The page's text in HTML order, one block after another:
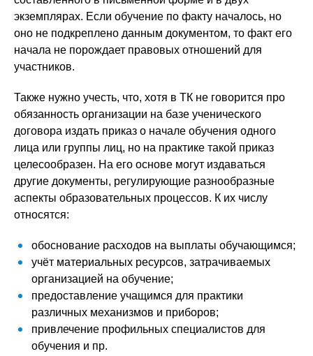
экземплярах. Если обучение по факту началось, но
оно не подкреплено данным документом, то факт его
начала не порождает правовых отношений для
участников.
Также нужно учесть, что, хотя в ТК не говорится про
обязанность организации на базе ученического
договора издать приказ о начале обучения одного
лица или группы лиц, но на практике такой приказ
целесообразен. На его основе могут издаваться
другие документы, регулирующие разнообразные
аспекты образовательных процессов. К их числу
относятся:
обоснование расходов на выплаты обучающимся;
учёт материальных ресурсов, затрачиваемых
организацией на обучение;
предоставление учащимся для практики
различных механизмов и приборов;
привлечение профильных специалистов для
обучения и пр.